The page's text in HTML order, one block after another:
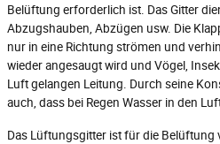
Belüftung erforderlich ist. Das Gitter
Abzugshauben, Abzügen usw. Die
nur in eine Richtung strömen und
wieder angesaugt wird und Vögel,
Luft gelangen Leitung. Durch seine
auch, dass bei Regen Wasser in den
Das Lüftungsgitter ist für die Belüftung